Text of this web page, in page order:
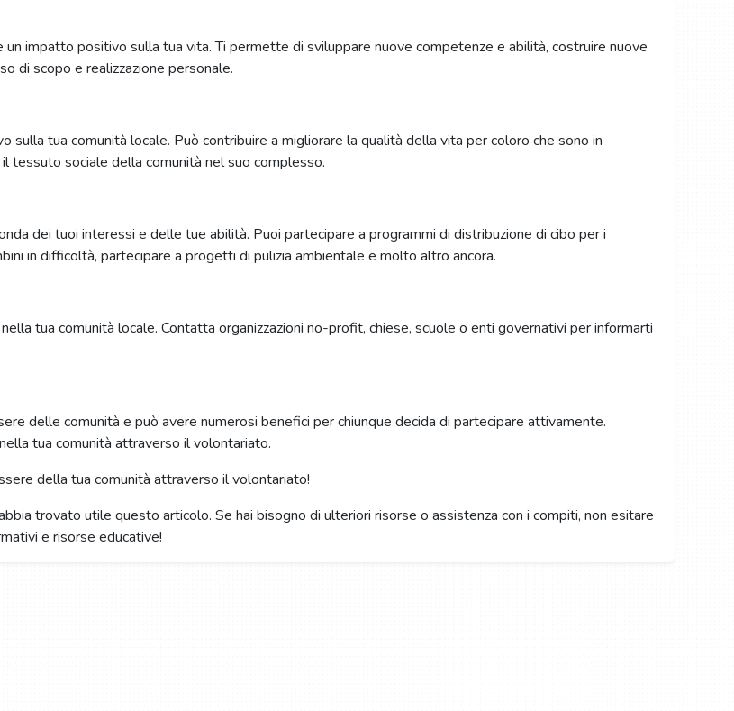
impatto positivo sulla tua vita. Ti permette di sviluppare nuove competenze e abilità, costruire nuove
di scopo e realizzazione personale.
tua comunità locale. Può contribuire a migliorare la qualità della vita per coloro che sono in
tessuto sociale della comunità nel suo complesso.
dei tuoi interessi e delle tue abilità. Puoi partecipare a programmi di distribuzione di cibo per i
in difficoltà, partecipare a progetti di pulizia ambientale e molto altro ancora.
tua comunità locale. Contatta organizzazioni no-profit, chiese, scuole o enti governativi per informarti
delle comunità e può avere numerosi benefici per chiunque decida di partecipare attivamente.
tua comunità attraverso il volontariato.
della tua comunità attraverso il volontariato!
trovato utile questo articolo. Se hai bisogno di ulteriori risorse o assistenza con i compiti, non esitare
e risorse educative!